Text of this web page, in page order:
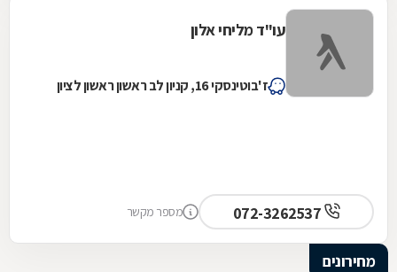
עו"ד מליחי אלון
ז'בוטינסקי 16, קניון לב ראשון ראשון לציון
מספר מקשר
מחירונים